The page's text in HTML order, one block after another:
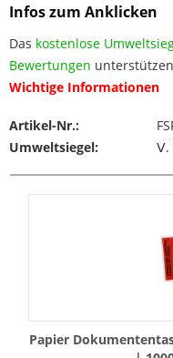
Infos zum Anklicken
Das kostenlose
Bewertungen
Wichtige Informationen
Artikel-Nr.:
Umweltsiegel:
Ⅴ.
Papier